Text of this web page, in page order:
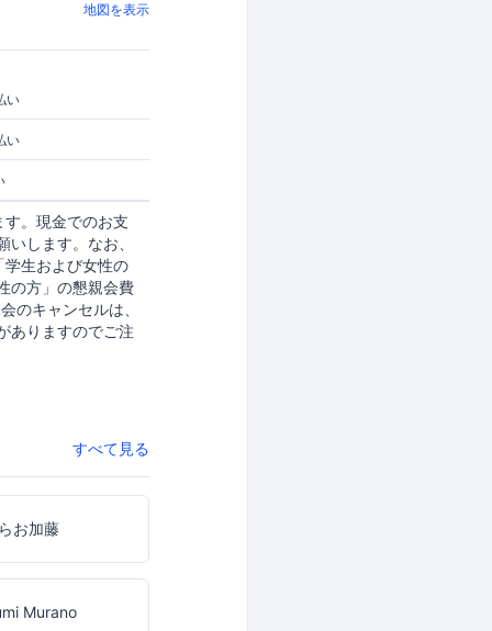
地図を表示
い
い
。現金でのお支
します。なお、
生および女性の
の方」の懇親会費
のキャンセルは、
ありますのでご注
すべて見る
お加藤
Murano